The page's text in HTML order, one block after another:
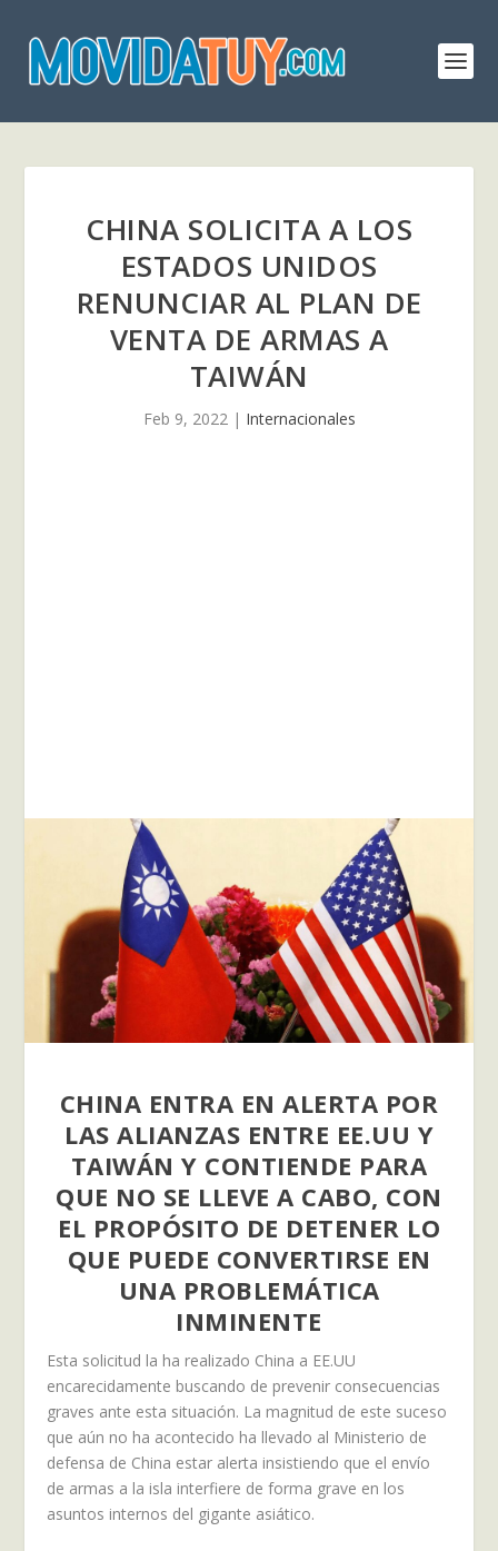
CHINA SOLICITA A LOS
ESTADOS UNIDOS
RENUNCIAR AL PLAN DE
VENTA DE ARMAS A
TAIWÁN
Feb 9, 2022| Internacionales
CHINA ENTRA EN ALERTA POR
LAS ALIANZAS ENTRE EE.UU Y
TAIWÁN Y CONTIENDE PARA
QUE NO SE LLEVE A CABO, CON
EL PROPÓSITO DE DETENER LO
QUE PUEDE CONVERTIRSE EN
UNA PROBLEMÁTICA
INMINENTE
Esta solicitud la ha realizado China a EE.UU
encarecidamente buscando de prevenir consecuencias
graves ante esta situación. La magnitud de este suceso
que aún no ha acontecido ha llevado al Ministerio de
defensa de China estar alerta insistiendo que el envío
de armas a la isla interfiere de forma grave en los
asuntos internos del gigante asiático.